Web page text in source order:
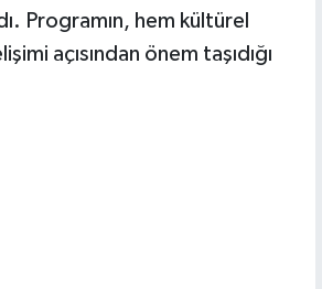
Programın, hem kültürel
açısından önem taşıdığı